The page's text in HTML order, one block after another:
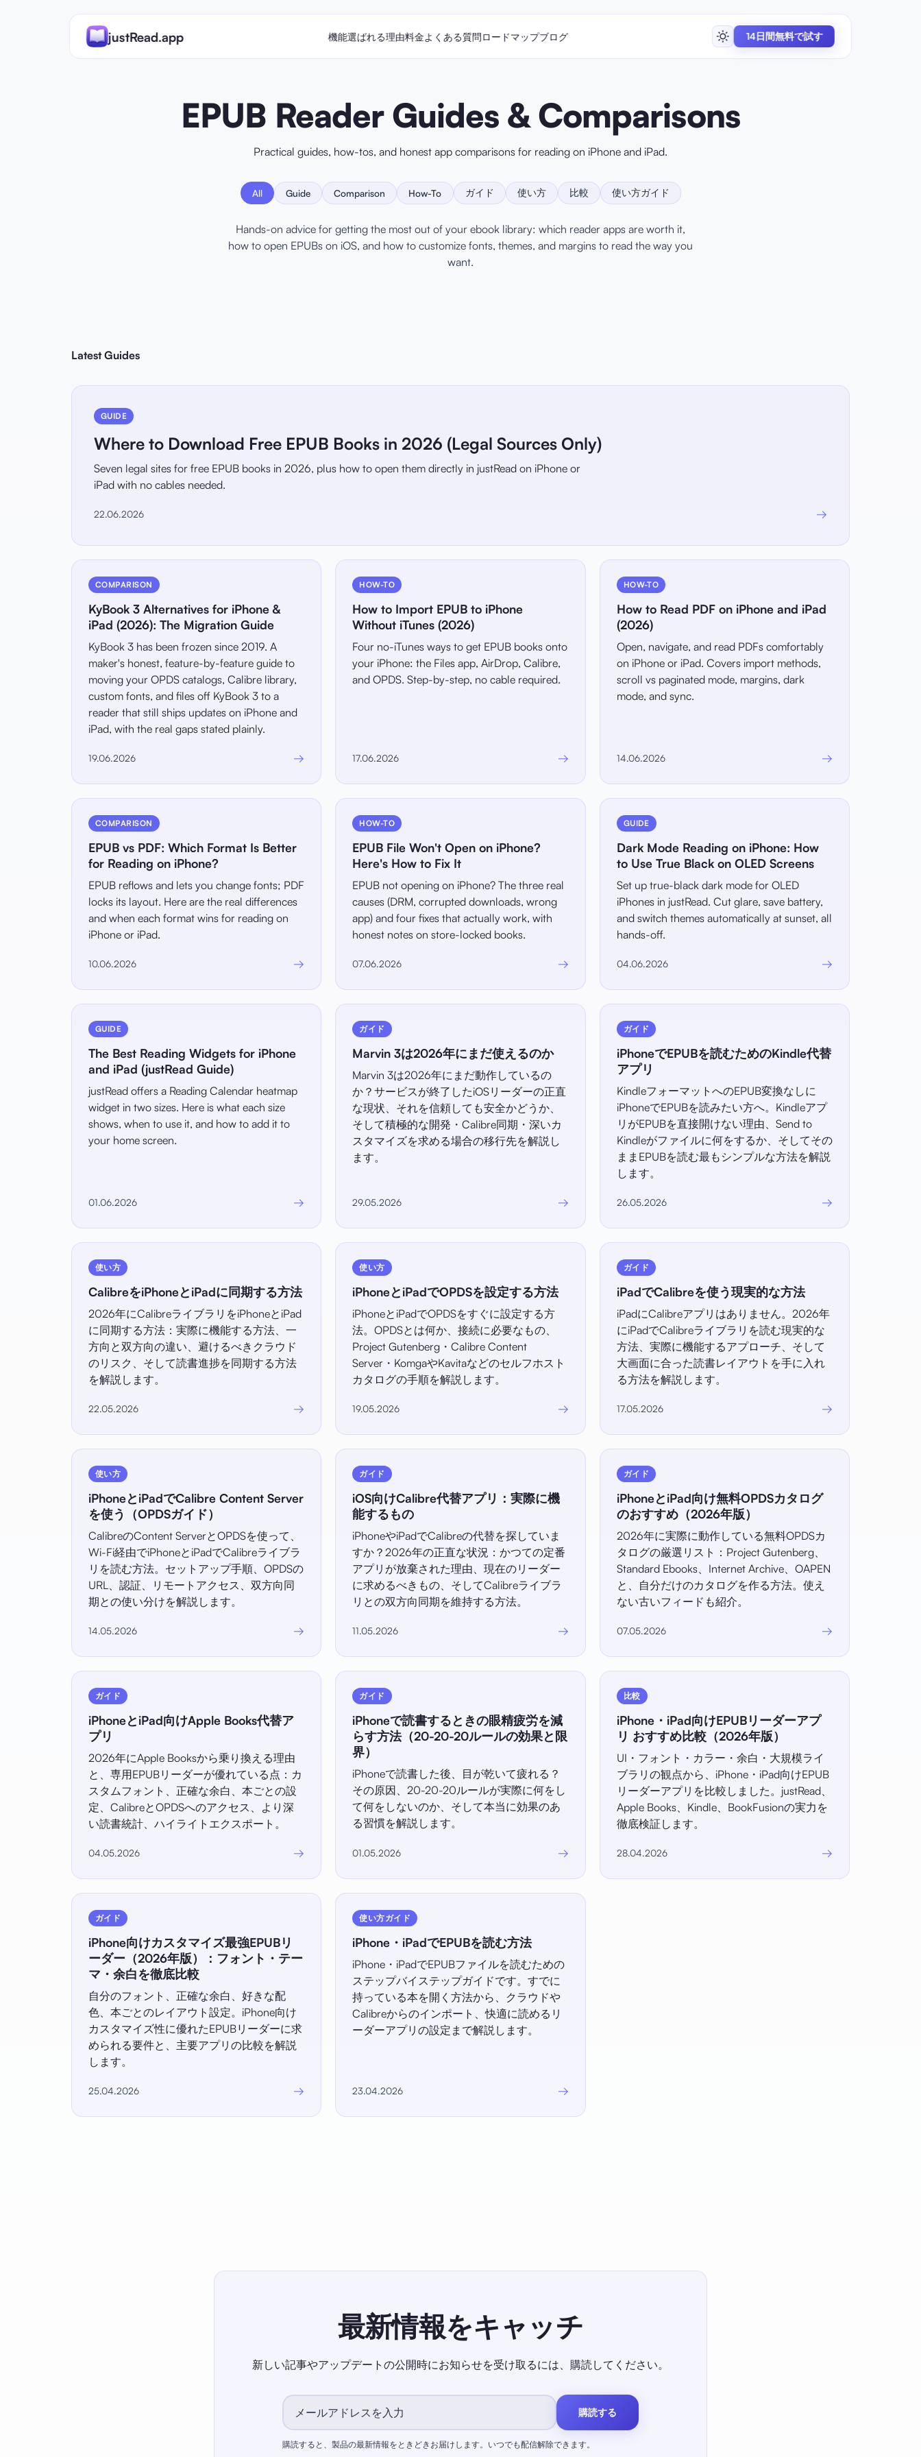
justRead.app 機能選ばれる理由料金よくある質問ロードマップブログ 14日間無料で試す
EPUB Reader Guides & Comparisons
Practical guides, how-tos, and honest app comparisons for reading on iPhone and iPad.
All Guide Comparison How-To ガイド 使い方 比較 使い方ガイド
Hands-on advice for getting the most out of your ebook library: which reader apps are worth it,
how to open EPUBs on iOS, and how to customize fonts, themes, and margins to read the way you
want.
Latest Guides
GUIDE
Where to Download Free EPUB Books in 2026 (Legal Sources Only)
Seven legal sites for free EPUB books in 2026, plus how to open them directly in justRead on iPhone or
iPad with no cables needed.
22.06.2026 →
COMPARISON
KyBook 3 Alternatives for iPhone &
iPad (2026): The Migration Guide
KyBook 3 has been frozen since 2019. A
maker's honest, feature-by-feature guide to
moving your OPDS catalogs, Calibre library,
custom fonts, and files off KyBook 3 to a
reader that still ships updates on iPhone and
iPad, with the real gaps stated plainly.
19.06.2026 →
HOW-TO
How to Import EPUB to iPhone
Without iTunes (2026)
Four no-iTunes ways to get EPUB books onto
your iPhone: the Files app, AirDrop, Calibre,
and OPDS. Step-by-step, no cable required.
17.06.2026 →
HOW-TO
How to Read PDF on iPhone and iPad
(2026)
Open, navigate, and read PDFs comfortably
on iPhone or iPad. Covers import methods,
scroll vs paginated mode, margins, dark
mode, and sync.
14.06.2026 →
COMPARISON
EPUB vs PDF: Which Format Is Better
for Reading on iPhone?
EPUB reflows and lets you change fonts; PDF
locks its layout. Here are the real differences
and when each format wins for reading on
iPhone or iPad.
10.06.2026 →
HOW-TO
EPUB File Won't Open on iPhone?
Here's How to Fix It
EPUB not opening on iPhone? The three real
causes (DRM, corrupted downloads, wrong
app) and four fixes that actually work, with
honest notes on store-locked books.
07.06.2026 →
GUIDE
Dark Mode Reading on iPhone: How
to Use True Black on OLED Screens
Set up true-black dark mode for OLED
iPhones in justRead. Cut glare, save battery,
and switch themes automatically at sunset, all
hands-off.
04.06.2026 →
GUIDE
The Best Reading Widgets for iPhone
and iPad (justRead Guide)
justRead offers a Reading Calendar heatmap
widget in two sizes. Here is what each size
shows, when to use it, and how to add it to
your home screen.
01.06.2026 →
ガイド
Marvin 3は2026年にまだ使えるのか
Marvin 3は2026年にまだ動作しているの
か？サービスが終了したiOSリーダーの正直
な現状、それを信頼しても安全かどうか、
そして積極的な開発・Calibre同期・深いカ
スタマイズを求める場合の移行先を解説し
ます。
29.05.2026 →
ガイド
iPhoneでEPUBを読むためのKindle代替
アプリ
KindleフォーマットへのEPUB変換なしに
iPhoneでEPUBを読みたい方へ。Kindleアプ
リがEPUBを直接開けない理由、Send to
Kindleがファイルに何をするか、そしてその
ままEPUBを読む最もシンプルな方法を解説
します。
26.05.2026 →
使い方
CalibreをiPhoneとiPadに同期する方法
2026年にCalibreライブラリをiPhoneとiPad
に同期する方法：実際に機能する方法、一
方向と双方向の違い、避けるべきクラウド
のリスク、そして読書進捗を同期する方法
を解説します。
22.05.2026 →
使い方
iPhoneとiPadでOPDSを設定する方法
iPhoneとiPadでOPDSをすぐに設定する方
法。OPDSとは何か、接続に必要なもの、
Project Gutenberg・Calibre Content
Server・KomgaやKavitaなどのセルフホスト
カタログの手順を解説します。
19.05.2026 →
ガイド
iPadでCalibreを使う現実的な方法
iPadにCalibreアプリはありません。2026年
にiPadでCalibreライブラリを読む現実的な
方法、実際に機能するアプローチ、そして
大画面に合った読書レイアウトを手に入れ
る方法を解説します。
17.05.2026 →
使い方
iPhoneとiPadでCalibre Content Server
を使う（OPDSガイド）
CalibreのContent ServerとOPDSを使って、
Wi-Fi経由でiPhoneとiPadでCalibreライブラ
リを読む方法。セットアップ手順、OPDSの
URL、認証、リモートアクセス、双方向同
期との使い分けを解説します。
14.05.2026 →
ガイド
iOS向けCalibre代替アプリ：実際に機
能するもの
iPhoneやiPadでCalibreの代替を探していま
すか？2026年の正直な状況：かつての定番
アプリが放棄された理由、現在のリーダー
に求めるべきもの、そしてCalibreライブラ
リとの双方向同期を維持する方法。
11.05.2026 →
ガイド
iPhoneとiPad向け無料OPDSカタログ
のおすすめ（2026年版）
2026年に実際に動作している無料OPDSカ
タログの厳選リスト：Project Gutenberg、
Standard Ebooks、Internet Archive、OAPEN
と、自分だけのカタログを作る方法。使え
ない古いフィードも紹介。
07.05.2026 →
ガイド
iPhoneとiPad向けApple Books代替ア
プリ
2026年にApple Booksから乗り換える理由
と、専用EPUBリーダーが優れている点：カ
スタムフォント、正確な余白、本ごとの設
定、CalibreとOPDSへのアクセス、より深
い読書統計、ハイライトエクスポート。
04.05.2026 →
ガイド
iPhoneで読書するときの眼精疲労を減
らす方法（20-20-20ルールの効果と限
界）
iPhoneで読書した後、目が乾いて疲れる？
その原因、20-20-20ルールが実際に何をし
て何をしないのか、そして本当に効果のあ
る習慣を解説します。
01.05.2026 →
比較
iPhone・iPad向けEPUBリーダーアプ
リ おすすめ比較（2026年版）
UI・フォント・カラー・余白・大規模ライ
ブラリの観点から、iPhone・iPad向けEPUB
リーダーアプリを比較しました。justRead、
Apple Books、Kindle、BookFusionの実力を
徹底検証します。
28.04.2026 →
ガイド
iPhone向けカスタマイズ最強EPUBリ
ーダー（2026年版）：フォント・テー
マ・余白を徹底比較
自分のフォント、正確な余白、好きな配
色、本ごとのレイアウト設定。iPhone向け
カスタマイズ性に優れたEPUBリーダーに求
められる要件と、主要アプリの比較を解説
します。
25.04.2026 →
使い方ガイド
iPhone・iPadでEPUBを読む方法
iPhone・iPadでEPUBファイルを読むための
ステップバイステップガイドです。すでに
持っている本を開く方法から、クラウドや
Calibreからのインポート、快適に読めるリ
ーダーアプリの設定まで解説します。
23.04.2026 →
最新情報をキャッチ
新しい記事やアップデートの公開時にお知らせを受け取るには、購読してください。
購読する
購読すると、製品の最新情報をときどきお届けします。いつでも配信解除できます。